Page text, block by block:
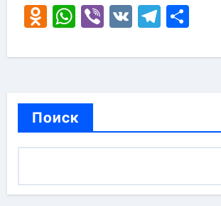
Odnoklassniki
WhatsApp
Viber
VK
Поиск